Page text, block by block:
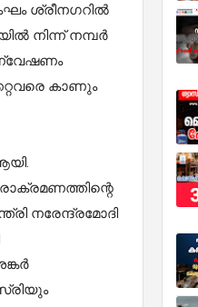
ശ്രീനഗറില്‍
നിന്ന് നമ്പര്‍
കാണും
നരേന്ദ്രമോദി